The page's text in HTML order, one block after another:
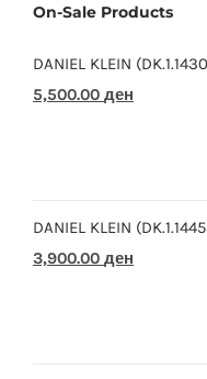
On-Sale Products
DANIEL KLEIN
Original
5,500.00 ден
DANIEL KLEIN
Original
3,900.00 ден